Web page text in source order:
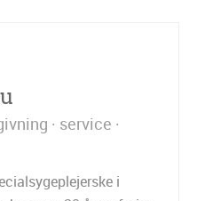
service
i